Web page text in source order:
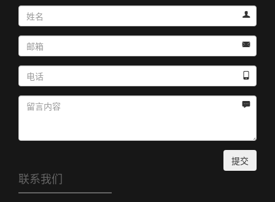




提交
联系我们